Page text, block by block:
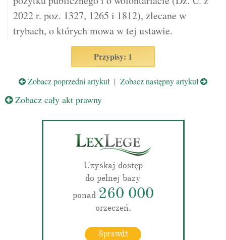
2022 r. poz. 1327, 1265 i 1812), zlecane w
trybach, o których mowa w tej ustawie.
Przypisy: 1
Zobacz poprzedni artykuł | Zobacz następny artykuł
Zobacz cały akt prawny
Uzyskaj dostęp
do pełnej bazy
ponad 260 000
orzeczeń.
Sprawdź